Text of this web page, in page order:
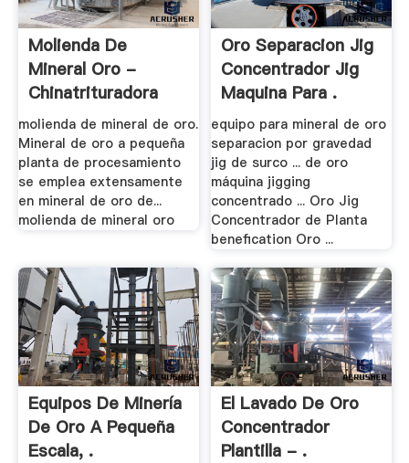
Molienda De
Mineral Oro -
Chinatrituradora
molienda de mineral de oro.
Mineral de oro a pequeña
planta de procesamiento
se emplea extensamente
en mineral de oro de...
molienda de mineral oro
Oro Separacion Jig
Concentrador Jig
Maquina Para .
equipo para mineral de oro
separacion por gravedad
jig de surco ... de oro
máquina jigging
concentrado ... Oro Jig
Concentrador de Planta
benefication Oro ...
Equipos De Minería
De Oro A Pequeña
Escala, .
El Lavado De Oro
Concentrador
Plantilla - .